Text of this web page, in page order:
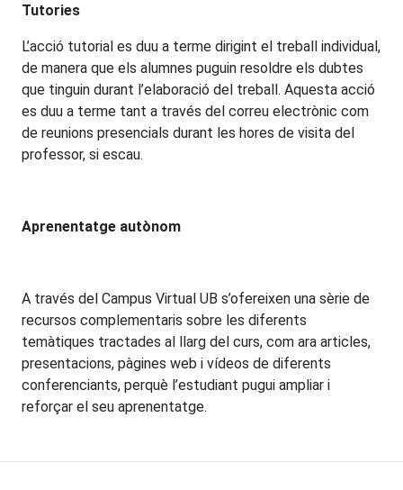
Tutories
L’acció tutorial es duu a terme dirigint el treball individual,
de manera que els alumnes puguin resoldre els dubtes
que tinguin durant l’elaboració del treball. Aquesta acció
es duu a terme tant a través del correu electrònic com
de reunions presencials durant les hores de visita del
professor, si escau.
Aprenentatge autònom
A través del Campus Virtual UB s’ofereixen una sèrie de
recursos complementaris sobre les diferents
temàtiques tractades al llarg del curs, com ara articles,
presentacions, pàgines web i vídeos de diferents
conferenciants, perquè l’estudiant pugui ampliar i
reforçar el seu aprenentatge.